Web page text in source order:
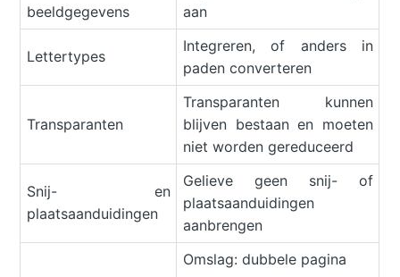
beeldgegevens
aan
Lettertypes
Integreren, of anders in
paden converteren
Transparanten
Transparanten kunnen
blijven bestaan en moeten
niet worden gereduceerd
Snij- en
plaatsaanduidingen
Gelieve geen snij- of
plaatsaanduidingen
aanbrengen
Omslag: dubbele pagina